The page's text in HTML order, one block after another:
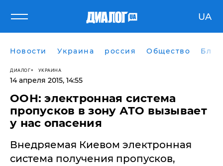
UA
Новости Украина россия Общество
ДИАЛОГ УКРАИНА
14 апреля 2015, 14:55
ООН: электронная система
пропусков в зону АТО вызывает
у нас опасения
Внедряемая Киевом электронная
система получения пропусков,